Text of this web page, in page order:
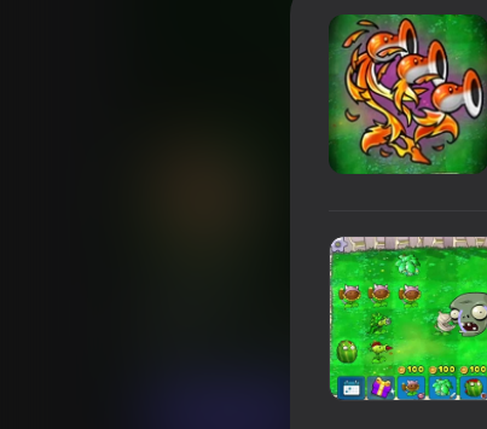
Yandex Oyunlarının Reytinqi 4,3
Sadə PLOV